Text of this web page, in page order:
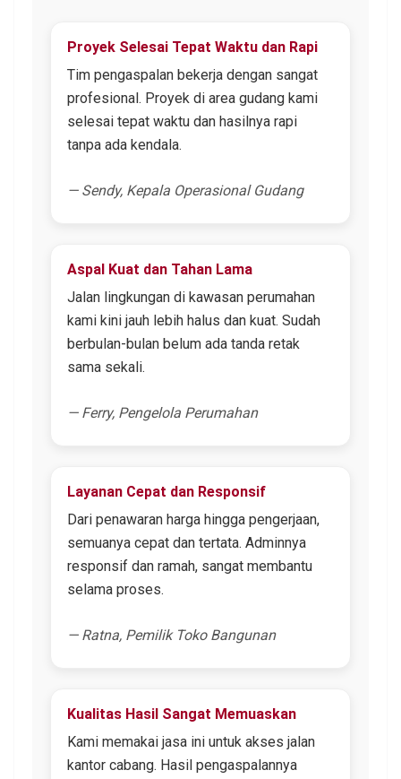
Proyek Selesai Tepat Waktu dan Rapi
Tim pengaspalan bekerja dengan sangat
profesional. Proyek di area gudang kami
selesai tepat waktu dan hasilnya rapi
tanpa ada kendala.
— Sendy, Kepala Operasional Gudang
Aspal Kuat dan Tahan Lama
Jalan lingkungan di kawasan perumahan
kami kini jauh lebih halus dan kuat. Sudah
berbulan-bulan belum ada tanda retak
sama sekali.
— Ferry, Pengelola Perumahan
Layanan Cepat dan Responsif
Dari penawaran harga hingga pengerjaan,
semuanya cepat dan tertata. Adminnya
responsif dan ramah, sangat membantu
selama proses.
— Ratna, Pemilik Toko Bangunan
Kualitas Hasil Sangat Memuaskan
Kami memakai jasa ini untuk akses jalan
kantor cabang. Hasil pengaspalannya